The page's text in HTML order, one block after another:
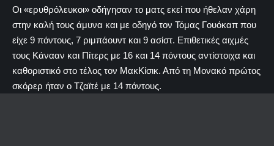
Οι «ερυθρόλευκοι» οδήγησαν το ματς εκεί που ήθελαν χάρη
στην καλή τους άμυνα και με οδηγό τον Τόμας Γουόκαπ που
είχε 9 πόντους, 7 ριμπάουντ και 9 ασίστ. Επιθετικές αιχμές
τους Κάνααν και Πίτερς με 16 και 14 πόντους αντίστοιχα και
καθοριστικό στο τέλος τον ΜακΚίσικ. Από τη Μονακό πρώτος
σκόρερ ήταν ο Τζαϊτέ με 14 πόντους.